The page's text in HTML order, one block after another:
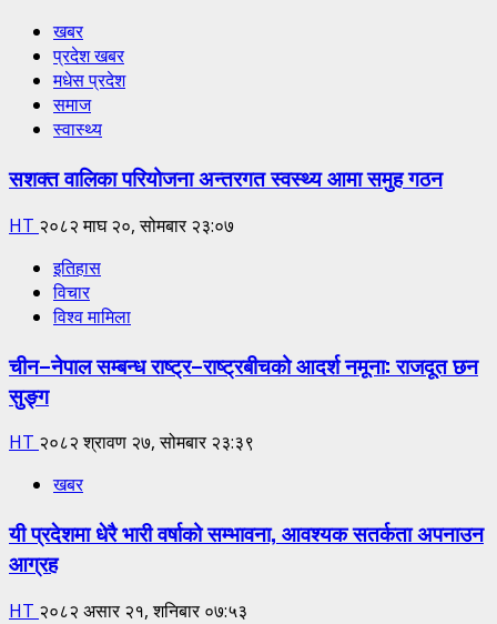
खबर
प्रदेश खबर
मधेस प्रदेश
समाज
स्वास्थ्य
सशक्त वालिका परियोजना अन्तरगत स्वस्थ्य आमा समुह गठन
HT २०८२ माघ २०, सोमबार २३:०७
इतिहास
विचार
विश्व मामिला
चीन–नेपाल सम्बन्ध राष्ट्र–राष्ट्रबीचको आदर्श नमूना: राजदूत छन
सुङ्ग
HT २०८२ श्रावण २७, सोमबार २३:३९
खबर
यी प्रदेशमा धेरै भारी वर्षाको सम्भावना, आवश्यक सतर्कता अपनाउन
आग्रह
HT २०८२ असार २१, शनिबार ०७:५३